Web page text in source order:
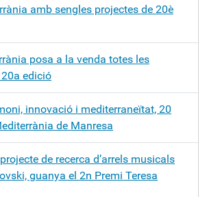
amb sengles projectes de 20è
posa a la venda totes les
edició
innovació i mediterraneïtat, 20
de Manresa
de recerca d’arrels musicals
guanya el 2n Premi Teresa